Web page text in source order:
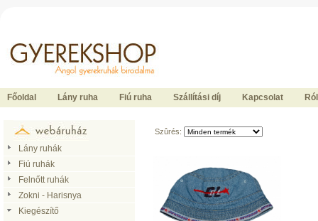
Főoldal Lány ruha Fiú ruha Szállítási díj Kapcsolat
Lány ruhák
Fiú ruhák
Felnőtt ruhák
Zokni - Harisnya
Kiegészítő
Szûrés: